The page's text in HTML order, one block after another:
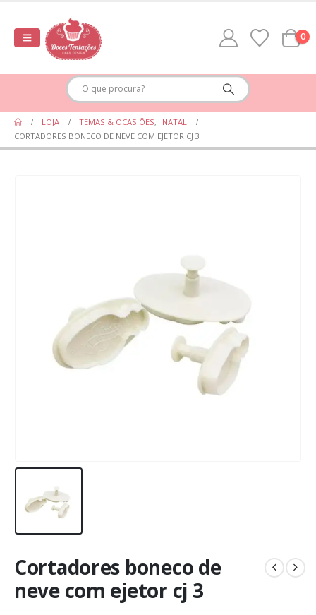
0
LOJA TEMAS & OCASIÕES,
NATAL
CORTADORES BONECO DE NEVE COM EJETOR CJ 3
Cortadores boneco de
neve com ejetor cj 3